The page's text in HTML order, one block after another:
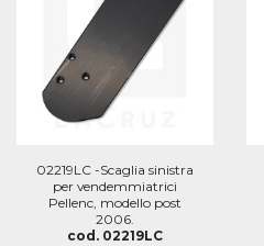
02219LC -Scaglia sinistra
per vendemmiatrici
Pellenc, modello post
2006.
cod. 02219LC